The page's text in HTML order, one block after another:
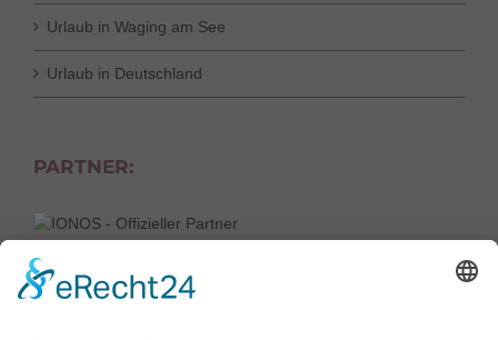
Urlaub in Waging am See
Urlaub in Deutschland
PARTNER: